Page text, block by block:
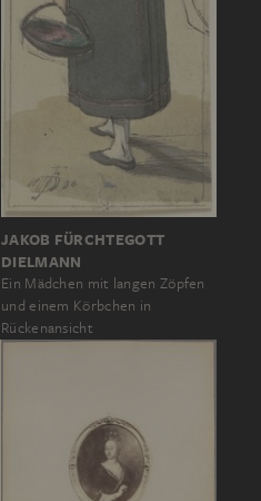
JAKOB FÜRCHTEGOTT
DIELMANN
Ein Mädchen mit langen Zöpfen
und einem Körbchen in
Rückenansicht